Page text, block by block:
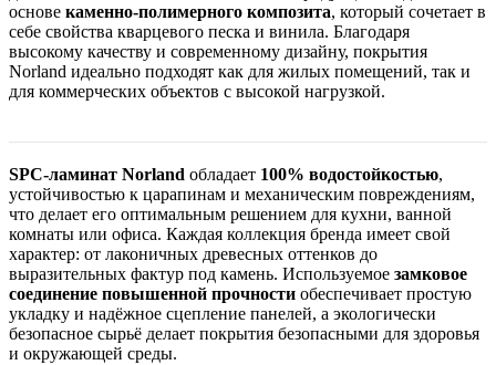
основе каменно-полимерного композита, который сочетает в
себе свойства кварцевого песка и винила. Благодаря
высокому качеству и современному дизайну, покрытия
Norland идеально подходят как для жилых помещений, так и
для коммерческих объектов с высокой нагрузкой.
SPC-ламинат Norland обладает 100% водостойкостью,
устойчивостью к царапинам и механическим повреждениям,
что делает его оптимальным решением для кухни, ванной
комнаты или офиса. Каждая коллекция бренда имеет свой
характер: от лаконичных древесных оттенков до
выразительных фактур под камень. Используемое замковое
соединение повышенной прочности обеспечивает простую
укладку и надёжное сцепление панелей, а экологически
безопасное сырьё делает покрытия безопасными для здоровья
и окружающей среды.